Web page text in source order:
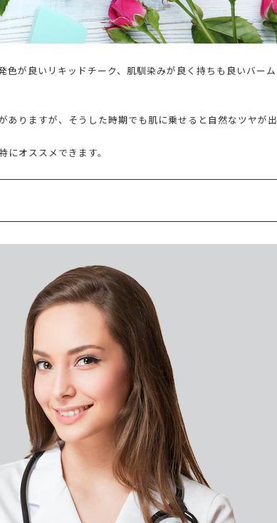
が良いリキッドチーク、肌馴染みが良く持ちも良いバーム
りますが、そうした時期でも肌に乗せると自然なツヤが出
オススメできます。